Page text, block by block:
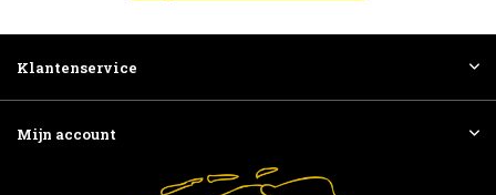
Klantenservice
Mijn account